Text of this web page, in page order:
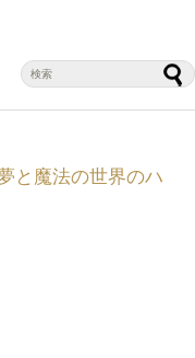
と魔法の世界のハ